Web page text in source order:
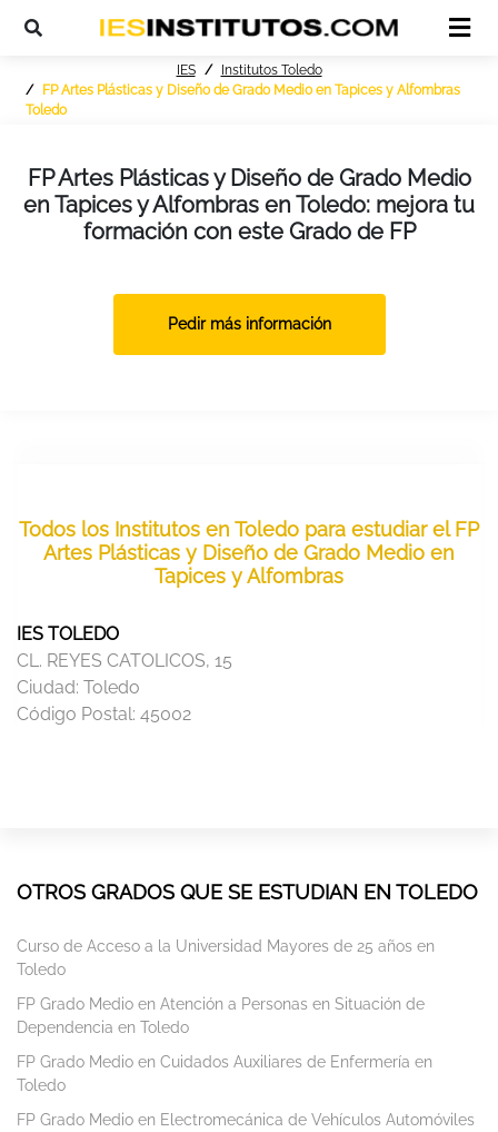
IES
Institutos Toledo
FP Artes Plásticas y Diseño de Grado Medio en Tapices y Alfombras
Toledo
FP Artes Plásticas y Diseño de Grado Medio
en Tapices y Alfombras en Toledo: mejora tu
formación con este Grado de FP
Pedir más información
Todos los Institutos en Toledo para estudiar el FP
Artes Plásticas y Diseño de Grado Medio en
Tapices y Alfombras
IES TOLEDO
CL. REYES CATOLICOS, 15
Ciudad: Toledo
Código Postal: 45002
OTROS GRADOS QUE SE ESTUDIAN EN TOLEDO
Curso de Acceso a la Universidad Mayores de 25 años en
Toledo
FP Grado Medio en Atención a Personas en Situación de
Dependencia en Toledo
FP Grado Medio en Cuidados Auxiliares de Enfermería en
Toledo
FP Grado Medio en Electromecánica de Vehículos Automóviles